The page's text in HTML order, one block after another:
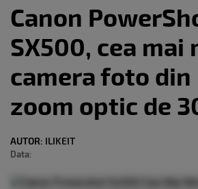
Canon
SX500, cea mai
camera foto din
zoom optic de
AUTOR: ILIKEIT
Data: